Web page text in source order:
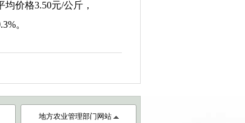
均价格3.50元/公斤，
。
地方农业管理部门网站